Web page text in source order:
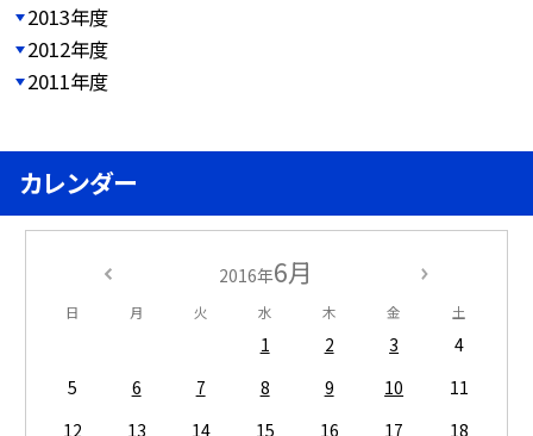
2013年度
2012年度
2011年度
カレンダー
2016年6月
日 月 火 水 木 金 土
1 2 3
4
5
6 7 8 9 10
11
12
13 14 15 16 17
18